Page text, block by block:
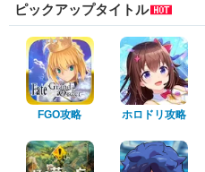
ピックアップタイトル
FGO攻略 ホロドリ攻略